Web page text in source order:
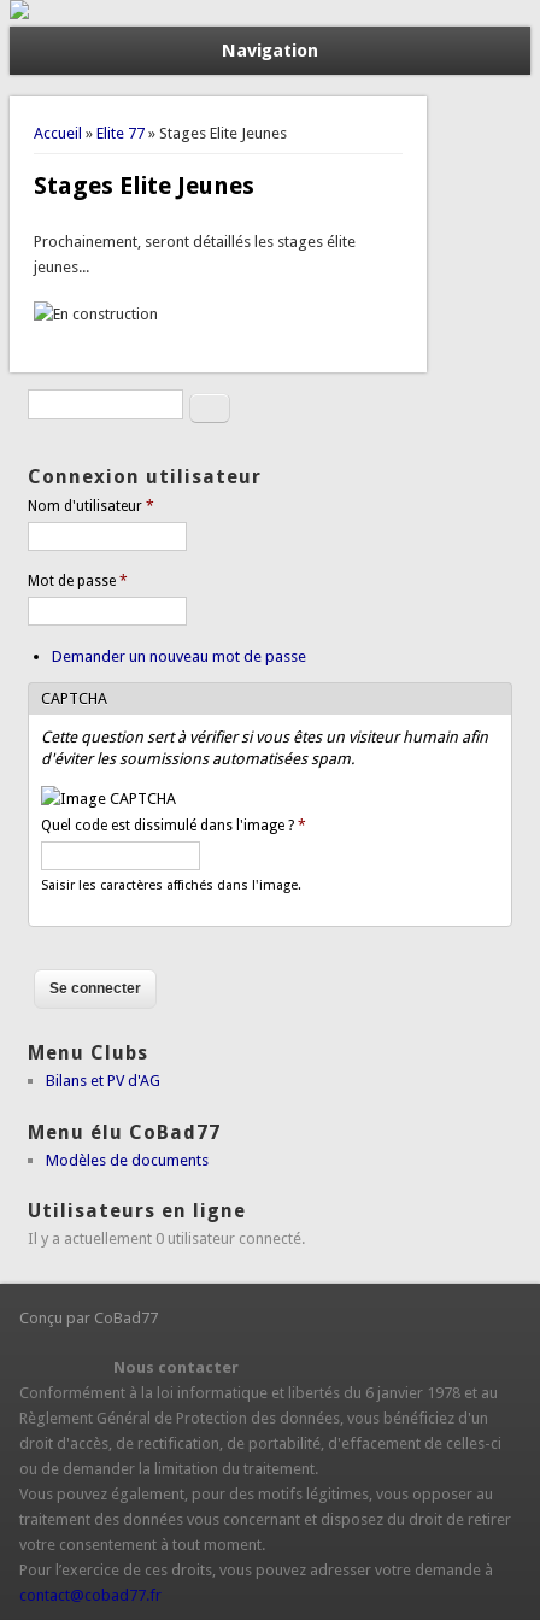
Navigation
Vous êtes ici
Accueil » Elite 77» Stages Elite Jeunes
Stages Elite Jeunes
Prochainement, seront détaillés les stages élite
jeunes...
Formulaire de recherche
Rechercher
Connexion utilisateur
Nom d'utilisateur*
Mot de passe*
Demander un nouveau mot de passe
CAPTCHA
Cette question sert à vérifier si vous êtes un visiteur humain afin
d'éviter les soumissions automatisées spam.
Quel code est dissimulé dans l'image ?*
Saisir les caractères affichés dans l'image.
Menu Clubs
Bilans et PV d'AG
Menu élu CoBad77
Modèles de documents
Utilisateurs en ligne
Il y a actuellement 0 utilisateur connecté.
Conçu par CoBad77
Nous contacter
Conformément à la loi informatique et libertés du 6 janvier 1978 et au
Règlement Général de Protection des données, vous bénéficiez d'un
droit d'accès, de rectification, de portabilité, d'effacement de celles-ci
ou de demander la limitation du traitement.
Vous pouvez également, pour des motifs légitimes, vous opposer au
traitement des données vous concernant et disposez du droit de retirer
votre consentement à tout moment.
Pour l’exercice de ces droits, vous pouvez adresser votre demande à
contact@cobad77.fr